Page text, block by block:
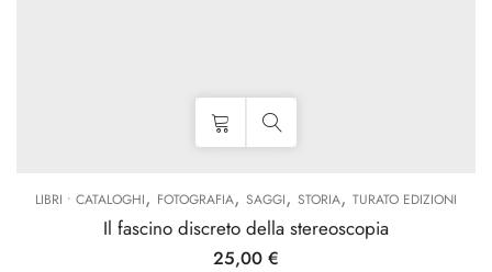
LIBRI • CATALOGHI, FOTOGRAFIA, SAGGI, STORIA, TURATO EDIZIONI
Il fascino discreto della stereoscopia
25,00 €